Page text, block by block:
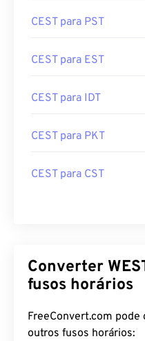
CEST para PST
CEST para EST
CEST para IDT
CEST para PKT
CEST para CST
Converter
fusos horários
FreeConvert.com pode
outros fusos horários: